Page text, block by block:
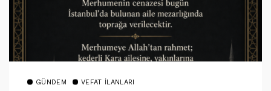
GÜNDEM VEFAT İLANLARI